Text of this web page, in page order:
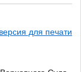
версия для печати